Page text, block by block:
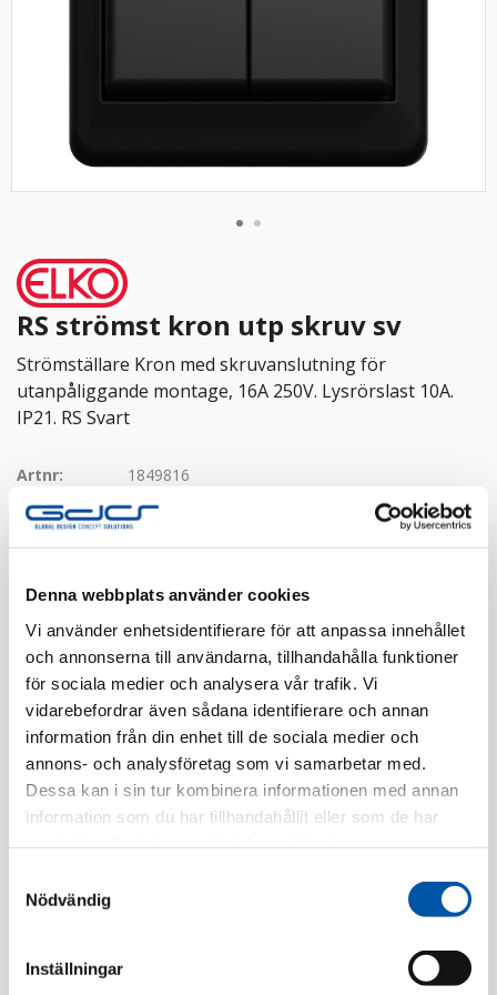
Denna webbplats använder cookies
Vi använder enhetsidentifierare för att anpassa innehållet
och annonserna till användarna, tillhandahålla funktioner
för sociala medier och analysera vår trafik. Vi
vidarebefordrar även sådana identifierare och annan
information från din enhet till de sociala medier och
annons- och analysföretag som vi samarbetar med.
Dessa kan i sin tur kombinera informationen med annan
information som du har tillhandahållit eller som de har
Nödvändig
Inställningar
RS strömst kron utp skruv sv
Strömställare Kron med skruvanslutning för
utanpåliggande montage, 16A 250V. Lysrörslast 10A.
IP21. RS Svart
Artnr:
1849816
EAN-kod:
7020160400352
Tillv. Artnr:
EKO40035
Registrera dig
Specifikation